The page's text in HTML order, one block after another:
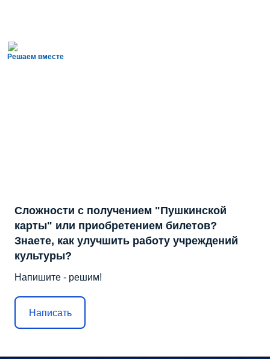
Решаем вместе
Сложности с получением "Пушкинской
карты" или приобретением билетов?
Знаете, как улучшить работу учреждений
культуры?
Напишите - решим!
Написать